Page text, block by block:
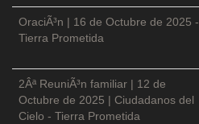
OraciÃ³n | 16 de Octubre de 2025 -
Tierra Prometida
2Âª ReuniÃ³n familiar | 12 de
Octubre de 2025 | Ciudadanos del
Cielo - Tierra Prometida